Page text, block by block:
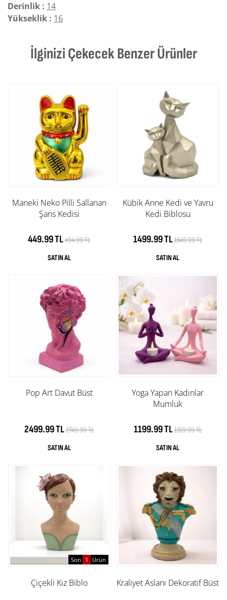
Derinlik : 14
Yükseklik : 16
İlginizi Çekecek Benzer Ürünler
Maneki Neko Pilli Sallanan
Şans Kedisi
449.99 TL494.99 TL
Kübik Anne Kedi ve Yavru
Kedi Biblosu
1499.99 TL1649.99 TL
Pop Art Davut Büst
2499.99 TL2749.99 TL
Yoga Yapan Kadınlar
Mumluk
1199.99 TL1319.99 TL
Son 1 Ürün
Çiçekli Kız Biblo Kraliyet Aslanı Dekoratif Büst